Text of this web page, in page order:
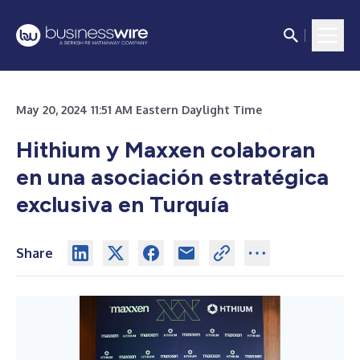
May 20, 2024 11:51 AM Eastern Daylight Time
Hithium y Maxxen colaboran
en una asociación estratégica
exclusiva en Turquía
Share